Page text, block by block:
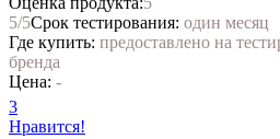
5/5Срок тестирования: один месяц
Где купить: предоставлено на
бренда
Цена: -
3
Нравится!